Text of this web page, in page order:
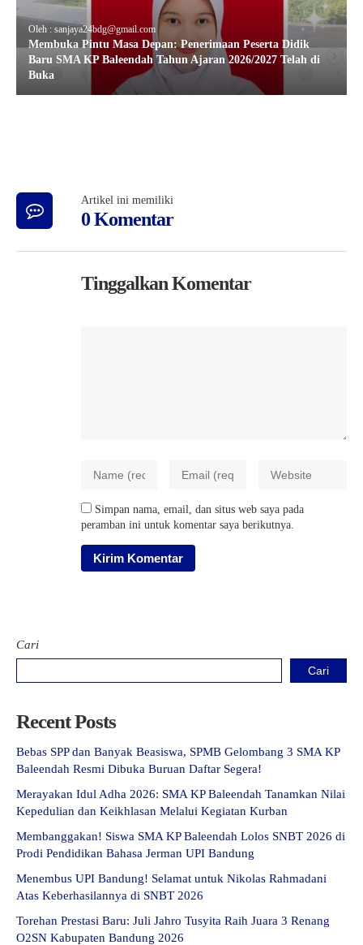
Oleh : sanjaya24bdg@gmail.com
Membuka Pintu Masa Depan: Penerimaan Peserta Didik
Baru SMA KP Baleendah Tahun Ajaran 2026/2027 Telah di
Buka
Artikel ini memiliki
0 Komentar
Tinggalkan Komentar
Simpan nama, email, dan situs web saya pada
peramban ini untuk komentar saya berikutnya.
Cari
Cari
Recent Posts
Bebas SPP dan Banyak Beasiswa, SPMB Gelombang 3 SMA KP
Baleendah Resmi Dibuka Buruan Daftar Segera!
Merayakan Idul Adha 2026: SMA KP Baleendah Tanamkan Nilai
Kepedulian dan Keikhlasan Melalui Kegiatan Kurban
Membanggakan! Siswa SMA KP Baleendah Lolos SNBT 2026 di
Prodi Pendidikan Bahasa Jerman UPI Bandung
Menembus UPI Bandung! Selamat untuk Nikolas Rahmadani
Atas Keberhasilannya di SNBT 2026
Torehan Prestasi Baru: Juli Jahro Tusyita Raih Juara 3 Renang
O2SN Kabupaten Bandung 2026